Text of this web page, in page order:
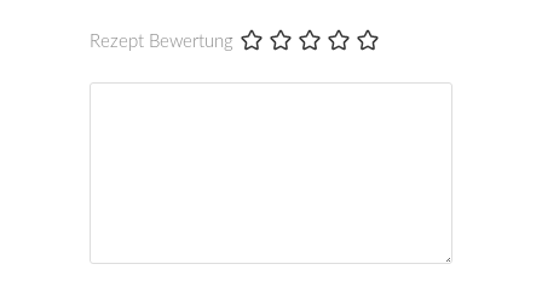
Rezept Bewertung